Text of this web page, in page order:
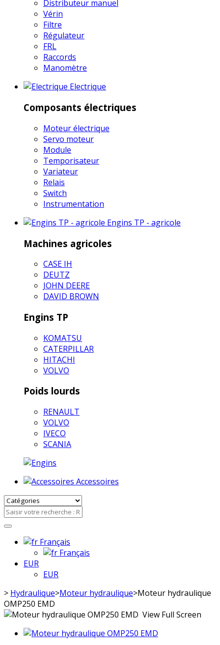
Distributeur manuel
Vérin
Filtre
Régulateur
FRL
Raccords
Manomètre
Electrique
Composants électriques
Moteur électrique
Servo moteur
Module
Temporisateur
Variateur
Relais
Switch
Instrumentation
Engins TP - agricole
Machines agricoles
CASE IH
DEUTZ
JOHN DEERE
DAVID BROWN
Engins TP
KOMATSU
CATERPILLAR
HITACHI
VOLVO
Poids lourds
RENAULT
VOLVO
IVECO
SCANIA
Accessoires
Français
Français
EUR
EUR
> Hydraulique>Moteur hydraulique>Moteur hydraulique
OMP250 EMD
View Full Screen